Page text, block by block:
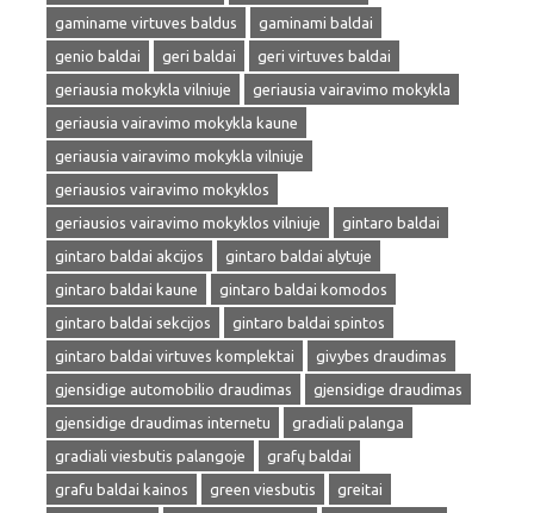
gaminame virtuves baldus
gaminami baldai
genio baldai
geri baldai
geri virtuves baldai
geriausia mokykla vilniuje
geriausia vairavimo mokykla
geriausia vairavimo mokykla kaune
geriausia vairavimo mokykla vilniuje
geriausios vairavimo mokyklos
geriausios vairavimo mokyklos vilniuje
gintaro baldai
gintaro baldai akcijos
gintaro baldai alytuje
gintaro baldai kaune
gintaro baldai komodos
gintaro baldai sekcijos
gintaro baldai spintos
gintaro baldai virtuves komplektai
givybes draudimas
gjensidige automobilio draudimas
gjensidige draudimas
gjensidige draudimas internetu
gradiali palanga
gradiali viesbutis palangoje
grafų baldai
grafu baldai kainos
green viesbutis
greitai